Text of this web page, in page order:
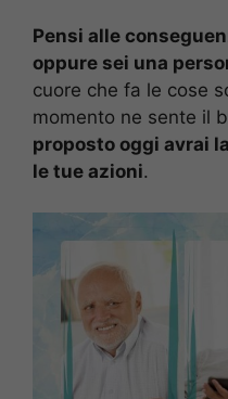
Pensi alle
oppure sei una
cuore che fa le cose
momento ne sente il
proposto oggi avrai
le tue azioni.